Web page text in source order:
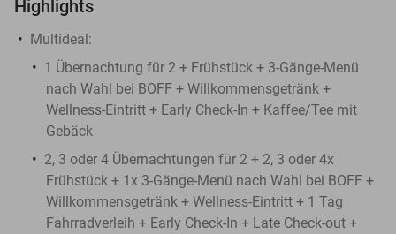
Highlights
Multideal:
1 Übernachtung für 2 + Frühstück + 3-Gänge-Menü
nach Wahl bei BOFF + Willkommensgetränk +
Wellness-Eintritt + Early Check-In + Kaffee/Tee mit
Gebäck
2, 3 oder 4 Übernachtungen für 2 + 2, 3 oder 4x
Frühstück + 1x 3-Gänge-Menü nach Wahl bei BOFF +
Willkommensgetränk + Wellness-Eintritt + 1 Tag
Fahrradverleih + Early Check-In + Late Check-out +